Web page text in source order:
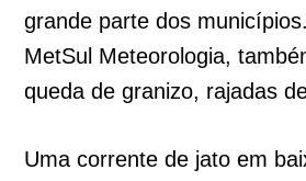
grande parte dos
MetSul Meteorologia,
queda de granizo, rajadas
Uma corrente de jato em